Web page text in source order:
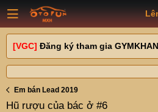
[VGC] Đăng ký tham gia
Em bán Lead 2019
Hũ rượu của bác ở #6